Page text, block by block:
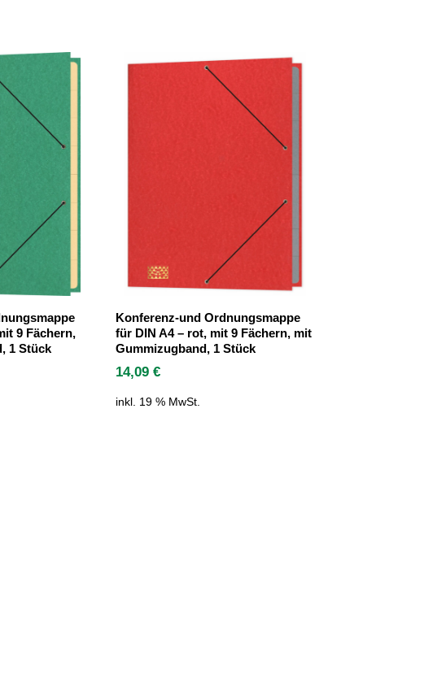
9 Fächern,
1 Stück
Konferenz-und Ordnungsmappe
für DIN A4 – rot, mit 9 Fächern, mit
Gummizugband, 1 Stück
14,09 €
inkl. 19 % MwSt.